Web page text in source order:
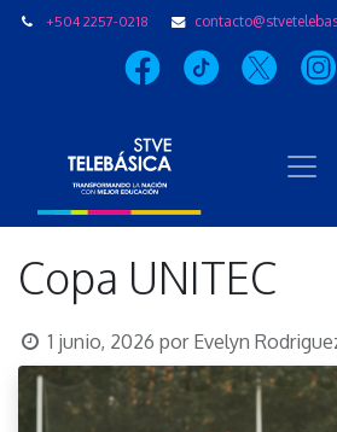
+504 2257-0218
Copa UNITEC
1 junio, 2026 por Evelyn